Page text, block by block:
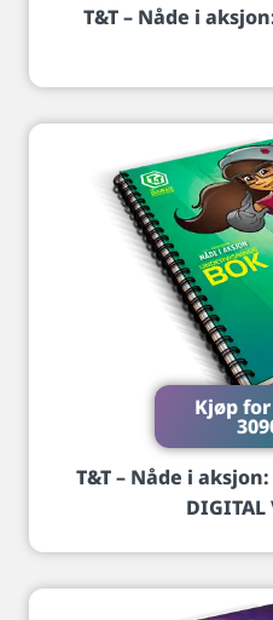
T&T – Nåde i
Kjøp for
T&T – Nåde i
DIGITAL